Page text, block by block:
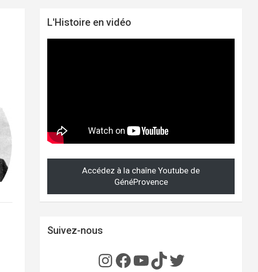
L'Histoire en vidéo
Accédez à la chaîne Youtube de
GénéProvence
Suivez-nous
Instagram
Facebook
YouTube
TikTok
Twitter